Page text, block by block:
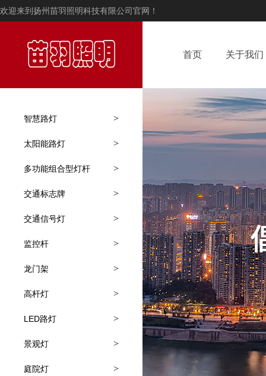
欢迎来到扬州苗羽照明科技有限公司官网！
智慧路灯 >
太阳能路灯 >
多功能组合型灯杆 >
交通标志牌 >
交通信号灯 >
监控杆 >
龙门架 >
高杆灯 >
LED路灯 >
景观灯 >
庭院灯 >
首页 关于我们